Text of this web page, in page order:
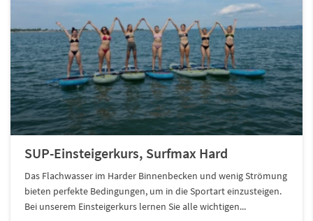
SUP-Einsteigerkurs, Surfmax Hard
Das Flachwasser im Harder Binnenbecken und wenig Strömung
bieten perfekte Bedingungen, um in die Sportart einzusteigen.
Bei unserem Einsteigerkurs lernen Sie alle wichtigen...